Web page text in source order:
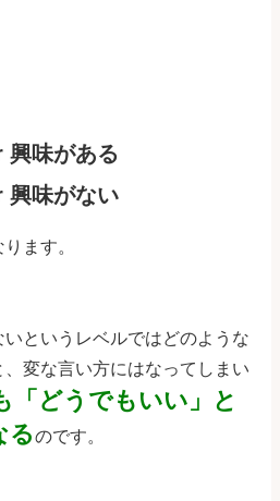
興味がある
興味がない
ます。
というレベルではどのような
変な言い方にはなってしまい
「どうでもいい」と
るのです。